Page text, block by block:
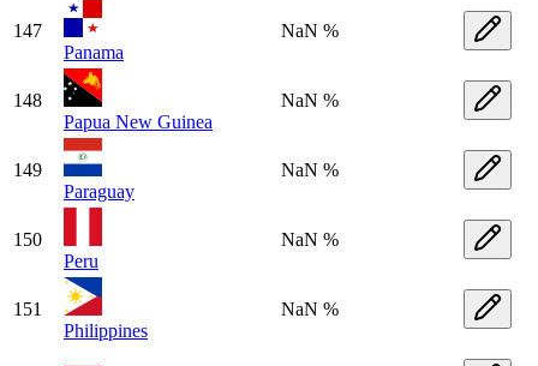
147
Panama
NaN %
148
Papua New Guinea
NaN %
149
Paraguay
NaN %
150
Peru
NaN %
151
Philippines
NaN %